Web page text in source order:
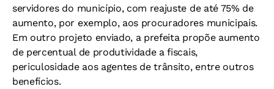
servidores do município, com reajuste de até 75% de
aumento, por exemplo, aos procuradores municipais.
Em outro projeto enviado, a prefeita propõe aumento
de percentual de produtividade a fiscais,
periculosidade aos agentes de trânsito, entre outros
benefícios.